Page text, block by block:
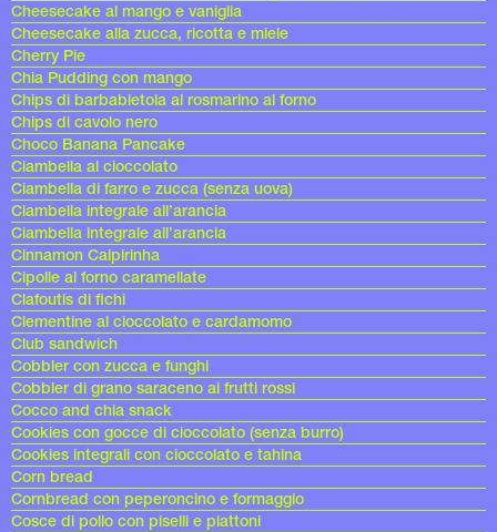
Cheesecake al mango e vaniglia
Cheesecake alla zucca, ricotta e miele
Cherry Pie
Chia Pudding con mango
Chips di barbabietola al rosmarino al forno
Chips di cavolo nero
Choco Banana Pancake
Ciambella al cioccolato
Ciambella di farro e zucca (senza uova)
Ciambella integrale all’arancia
Ciambella integrale all’arancia
Cinnamon Caipirinha
Cipolle al forno caramellate
Clafoutis di fichi
Clementine al cioccolato e cardamomo
Club sandwich
Cobbler con zucca e funghi
Cobbler di grano saraceno ai frutti rossi
Cocco and chia snack
Cookies con gocce di cioccolato (senza burro)
Cookies integrali con cioccolato e tahina
Corn bread
Cornbread con peperoncino e formaggio
Cosce di pollo con piselli e piattoni